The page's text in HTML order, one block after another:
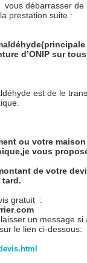
vous débarrasser
prestation suite :
d’ONIP sur
est de le
ou votre
vous
de votre
tard.
gratuit :
.com
un message si
le lien ci-dessous: